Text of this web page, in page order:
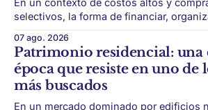
selectivos, la forma de financiar,
éxito de un desarrollo inmobiliario ya no
conseguir un buen terreno. En un mercado más exigente,
la estructura financiera, legal
07 ago. 2026
Patrimonio residencial: una
época que resiste en uno de
más buscados
En un mercado dominado por edificios